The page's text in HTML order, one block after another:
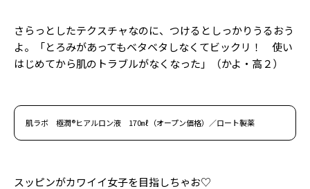
さらっとしたテクスチャなのに、つけるとしっかりうるおう
よ。「とろみがあってもベタベタしなくてビックリ！ 使い
はじめてから肌のトラブルがなくなった」（かよ・高２）
肌ラボ 極潤®ヒアルロン液 170㎖（オープン価格）／ロート製薬
スッピンがカワイイ女子を目指しちゃお♡